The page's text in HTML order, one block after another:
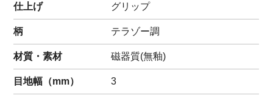
仕上げ グリップ
柄 テラゾー調
材質・素材 磁器質(無釉)
目地幅（mm） 3